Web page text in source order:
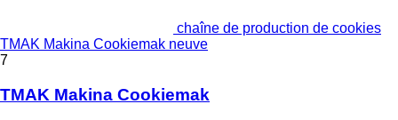
chaîne de production de cookies
TMAK Makina Cookiemak neuve
7
TMAK Makina Cookiemak